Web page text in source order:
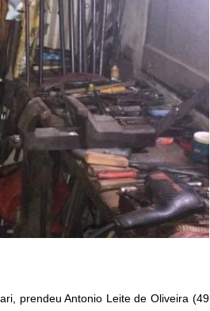
prendeu Antonio Leite de Oliveira (49